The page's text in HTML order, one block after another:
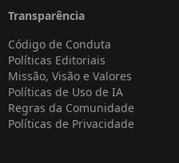
Transparência
Código de Conduta
Políticas Editoriais
Missão, Visão e Valores
Políticas de Uso de IA
Regras da Comunidade
Políticas de Privacidade